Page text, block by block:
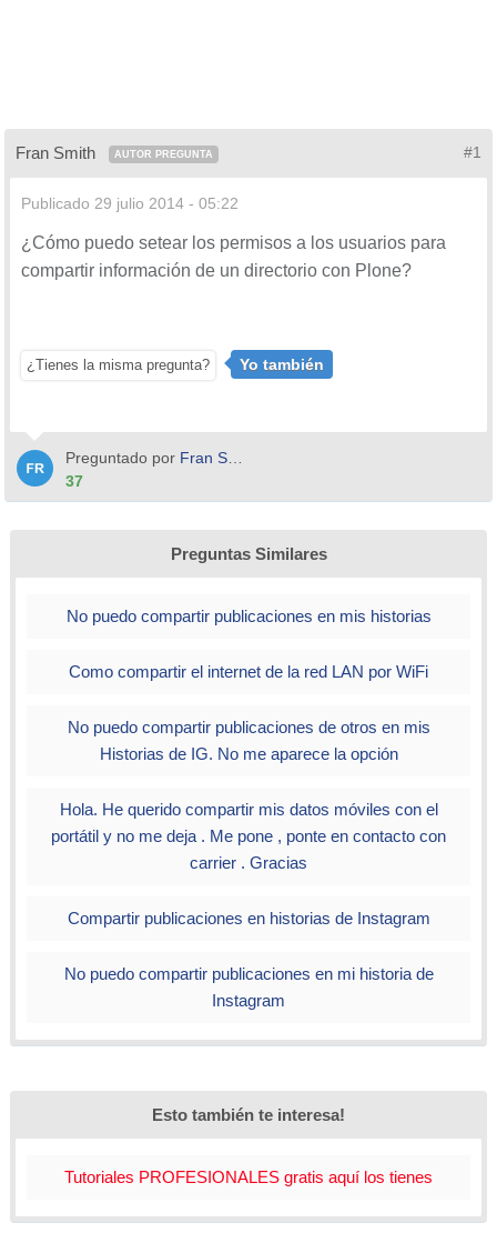
Fran Smith AUTOR PREGUNTA #1
Publicado 29 julio 2014 - 05:22
¿Cómo puedo setear los permisos a los usuarios para
compartir información de un directorio con Plone?
¿Tienes la misma pregunta? Yo también
Preguntado por Fran Smith
37
Preguntas Similares
No puedo compartir publicaciones en mis historias
Como compartir el internet de la red LAN por WiFi
No puedo compartir publicaciones de otros en mis
Historias de IG. No me aparece la opción
Hola. He querido compartir mis datos móviles con el
portátil y no me deja . Me pone , ponte en contacto con
carrier . Gracias
Compartir publicaciones en historias de Instagram
No puedo compartir publicaciones en mi historia de
Instagram
Esto también te interesa!
Tutoriales PROFESIONALES gratis aquí los tienes